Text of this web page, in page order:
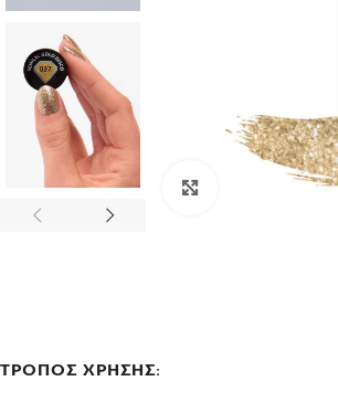
Click to enlarge
ΤΡΟΠΟΣ ΧΡΗΣΗΣ: